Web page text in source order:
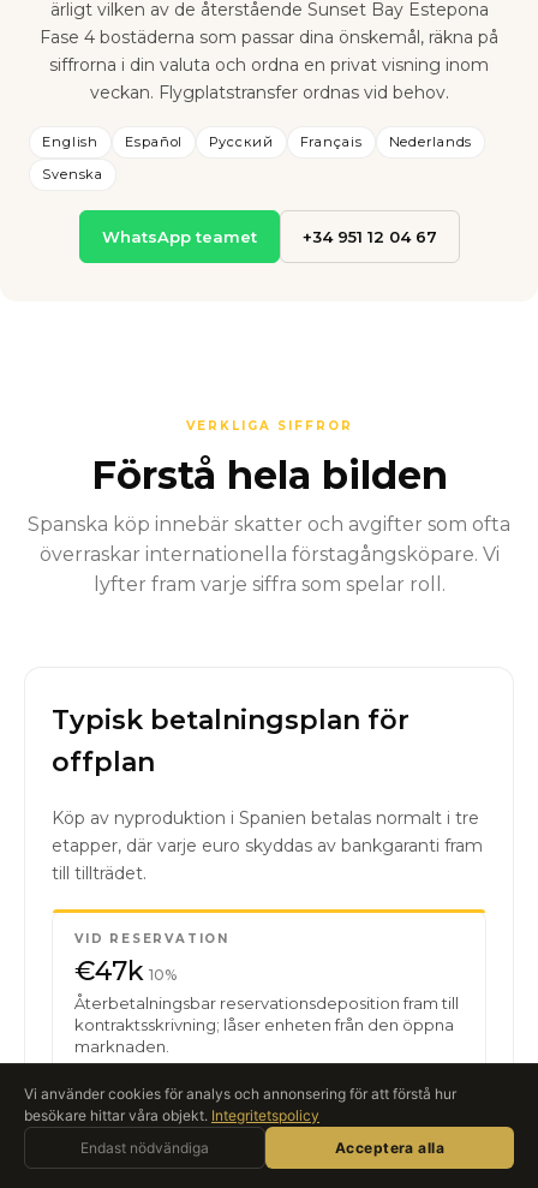
ärligt vilken av de återstående Sunset Bay Estepona
Fase 4 bostäderna som passar dina önskemål, räkna på
siffrorna i din valuta och ordna en privat visning inom
veckan. Flygplatstransfer ordnas vid behov.
English Español Русский Français
Nederlands
Svenska
WhatsApp teamet +34 951 12 04 67
VERKLIGA SIFFROR
Förstå hela bilden
Spanska köp innebär skatter och avgifter som ofta
överraskar internationella förstagångsköpare. Vi
lyfter fram varje siffra som spelar roll.
Typisk betalningsplan för
offplan
Köp av nyproduktion i Spanien betalas normalt i tre
etapper, där varje euro skyddas av bankgaranti fram
till tillträdet.
VID RESERVATION
€47k 10%
Återbetalningsbar reservationsdeposition fram till
kontraktsskrivning; låser enheten från den öppna
marknaden.
KONTRAKTSSKRIVNING
€93k 20%
Fråga Roccabox
AI-ASSISTENT · LIVE
Vi använder cookies för analys och annonsering för att förstå hur
besökare hittar våra objekt. Integritetspolicy
Endast nödvändiga
Acceptera alla